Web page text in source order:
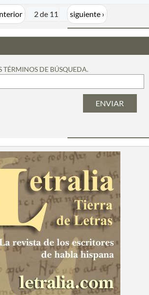
2 de 11 siguiente ›
TÉRMINOS DE BÚSQUEDA.